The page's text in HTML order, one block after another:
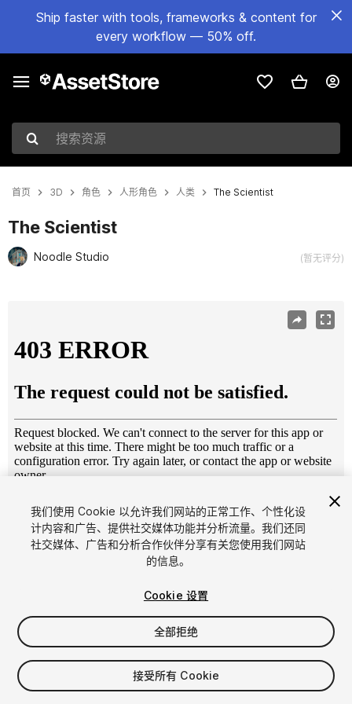
Ship faster with tools, frameworks & content for
every workflow — 50% off.
搜索资源
首页 3D 角色 人形角色 人类 The Scientist
The Scientist
Noodle Studio (暂无评分)
1/5
$24.99
增值税将在结算时计算
我们使用 Cookie 以允许我们网站的正常工作、个性化设
计内容和广告、提供社交媒体功能并分析流量。我们还同
社交媒体、广告和分析合作伙伴分享有关您使用我们网站
的信息。
Cookie 设置
全部拒绝
接受所有 Cookie